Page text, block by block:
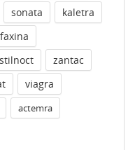
sonata
kaletra
stilnoct
zantac
viagra
actemra